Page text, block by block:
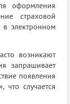
оформления
страховой
электронном
возникают
запрашивает
появления
случается